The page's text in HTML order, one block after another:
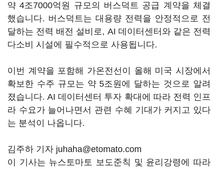
약 4조7000억원 규모의 버스덕트 공급 계약을 체결
했습니다. 버스덕트는 대용량 전력을 안정적으로 전
달하는 전력 배전 설비로, AI 데이터센터와 같은 전력
다소비 시설에 필수적으로 사용됩니다.
이번 계약을 포함해 가온전선이 올해 미국 시장에서
확보한 수주 규모는 약 5조원에 달하는 것으로 알려
졌습니다. AI 데이터센터 투자 확대에 따라 전력 인프
라 수요가 늘어나면서 관련 수혜 기대가 커지고 있다
는 분석이 나옵니다.
김주하 기자 juhaha@etomato.com
이 기사는 뉴스토마토 보도준칙 및 윤리강령에 따라